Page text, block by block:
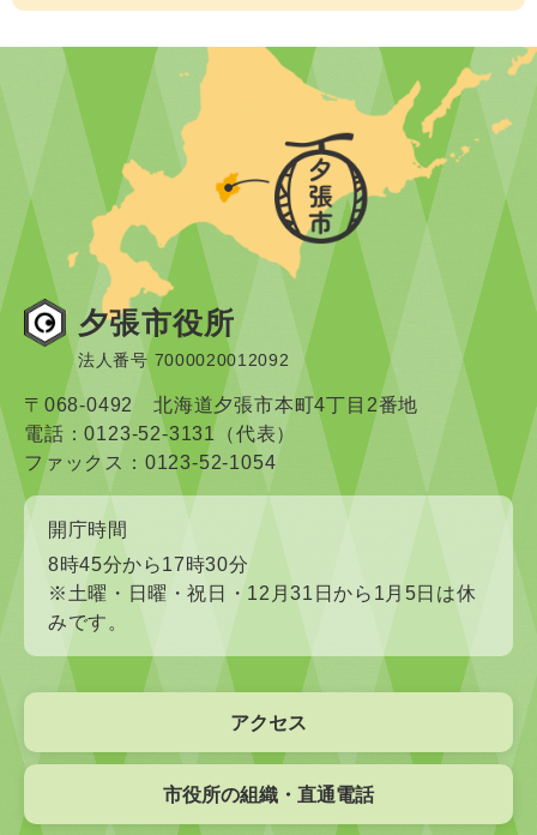
夕張市役所
法人番号 7000020012092
〒068-0492 北海道夕張市本町4丁目2番地
電話：0123-52-3131（代表）
ファックス：0123-52-1054
開庁時間
8時45分から17時30分
※土曜・日曜・祝日・12月31日から1月5日は休
みです。
アクセス
市役所の組織・直通電話